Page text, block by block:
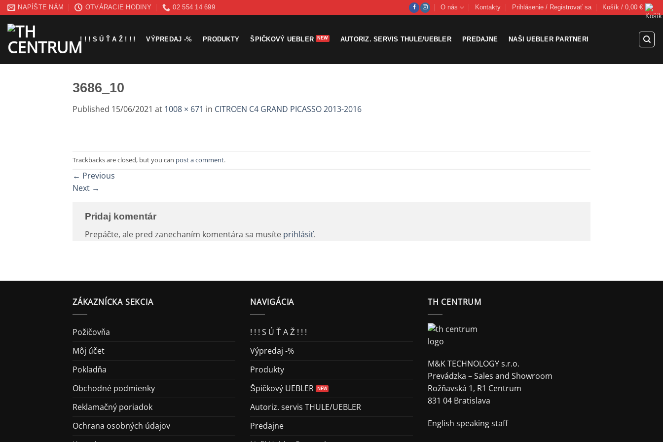
Skip
to
content
NAPÍŠTE NÁM OTVÁRACIE HODINY 02 554 14 699 O nás Kontakty Prihlásenie / Registrovať sa Košík / 0,00 €
! ! ! S Ú Ť A Ž ! ! ! VÝPREDAJ -% PRODUKTY ŠPIČKOVÝ UEBLER AUTORIZ. SERVIS THULE/UEBLER PREDAJNE NAŠI UEBLER PARTNERI
3686_10
Published 15/06/2021 at 1008 × 671 in CITROEN C4 GRAND PICASSO 2013-2016
Trackbacks are closed, but you can post a comment.
← Previous
Next →
Pridaj komentár
Prepáčte, ale pred zanechaním komentára sa musíte prihlásiť.
ZÁKAZNÍCKA SEKCIA
Požičovňa
Môj účet
Pokladňa
Obchodné podmienky
Reklamačný poriadok
Ochrana osobných údajov
NAVIGÁCIA
! ! ! S Ú Ť A Ž ! ! !
Výpredaj -%
Produkty
Špičkový UEBLER
Autoriz. servis THULE/UEBLER
Predajne
TH CENTRUM
M&K TECHNOLOGY s.r.o.
Prevádzka – Sales and Showroom
Rožňavská 1, R1 Centrum
831 04 Bratislava
English speaking staff